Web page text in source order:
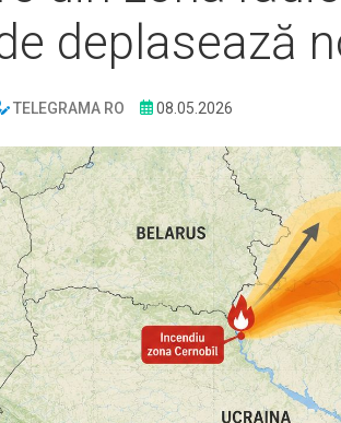
deplasează
TELEGRAMA RO 08.05.2026